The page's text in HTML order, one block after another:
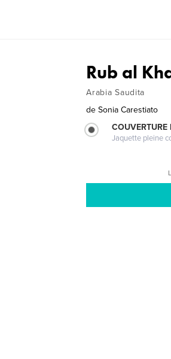
Rub al
Arabia Saudita
de Sonia Carestiato
COUVERTURE
Jaquette pleine